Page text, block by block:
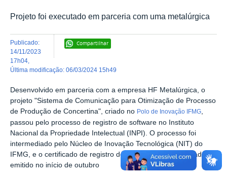
Projeto foi executado em parceria com uma metalúrgica
Compartilhar
publicado:
14/11/2023
17h04
última modificação: 06/03/2024 15h49
Desenvolvido em parceria com a empresa HF Metalúrgica, o
projeto "Sistema de Comunicação para Otimização de Processo
de Produção de Concertina", criado no Polo de Inovação IFMG,
passou pelo processo de registro de software no Instituto
Nacional da Propriedade Intelectual (INPI). O processo foi
intermediado pelo Núcleo de Inovação Tecnológica (NIT) do
IFMG, e o certificado de registro de programa de computador,
emitido no início de outubro